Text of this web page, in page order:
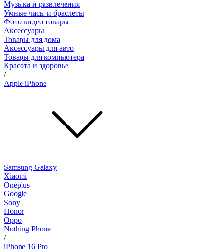
Музыка и развлечения
Умные часы и браслеты
Фото видео товары
Аксессуары
Товары для дома
Аксессуары для авто
Товары для компьютера
Красота и здоровье
/
Apple iPhone
Samsung Galaxy
Xiaomi
Oneplus
Google
Sony
Honor
Oppo
Nothing Phone
/
iPhone 16 Pro